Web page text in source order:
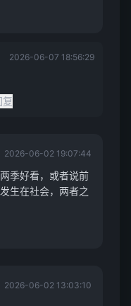
2026-06-07 18:56:29
复
2026-06-02 19:07:44
季好看，或者说前
生在社会，两者之
2026-06-02 13:03:10